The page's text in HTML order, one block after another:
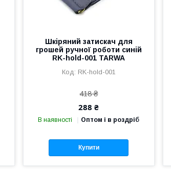
Шкіряний затискач для
грошей ручної роботи синій
RK-hold-001 TARWA
RK-hold-001
418 ₴
288 ₴
В наявності Оптом і в роздріб
Купити